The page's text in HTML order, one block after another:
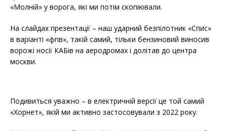
«Молній» у ворога, які ми потім скопіювали.
На слайдах презентації – наш ударний безпілотник «Спис»
в варіанті «фпв», такій самий, тільки бензиновий виносив
ворожі носії КАБів на аеродромах і долітав до центра
москви.
Подивиться уважно – в електричній версії це той самий
«Хорнет», якій ми активно застосовували з 2022 року.